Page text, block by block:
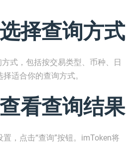
择查询方式
式，包括按交易类型、币种、日
适合你的查询方式。
看查询结果
，点击“查询”按钮。imToken将